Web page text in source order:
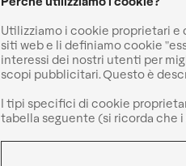
Utilizziamo i cookie proprietari
siti web e li definiamo cookie
interessi dei nostri utenti per
scopi pubblicitari. Questo è
I tipi specifici di cookie
tabella seguente (si ricorda che